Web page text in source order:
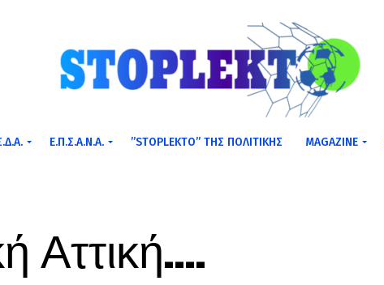
Ε.Π.Σ.Α.Ν.Α. ”STOPLEKTO” ΤΗΣ ΠΟΛΙΤΙΚΗΣ MAGAZINE
Αττική….